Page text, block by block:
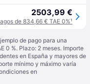
2503,99 €
de 834,66 € TAE 0%¹
de pago para una
0 %. Plazo: 2 meses. Importe
en España y mayores de
mínimo y máximo varía
en